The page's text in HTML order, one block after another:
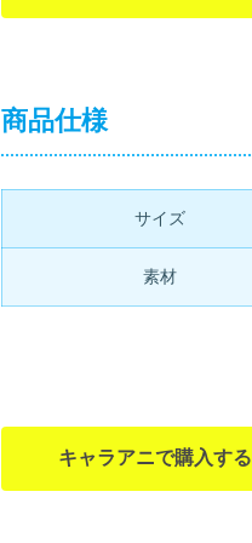
商品仕様
サイズ
素材
キャラアニで購入する